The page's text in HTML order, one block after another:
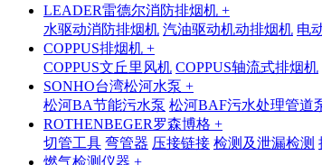
LEADER雷德尔消防排烟机 +
水驱动消防排烟机 汽油驱动机动排烟机 电
COPPUS排烟机 +
COPPUS文丘里风机 COPPUS轴流式排烟机
SONHO台湾松河水泵 +
松河BA节能污水泵 松河BAF污水处理管道
ROTHENBEGER罗森博格 +
切管工具 弯管器 压接链接 检测及泄漏检测
燃气检测仪器 +